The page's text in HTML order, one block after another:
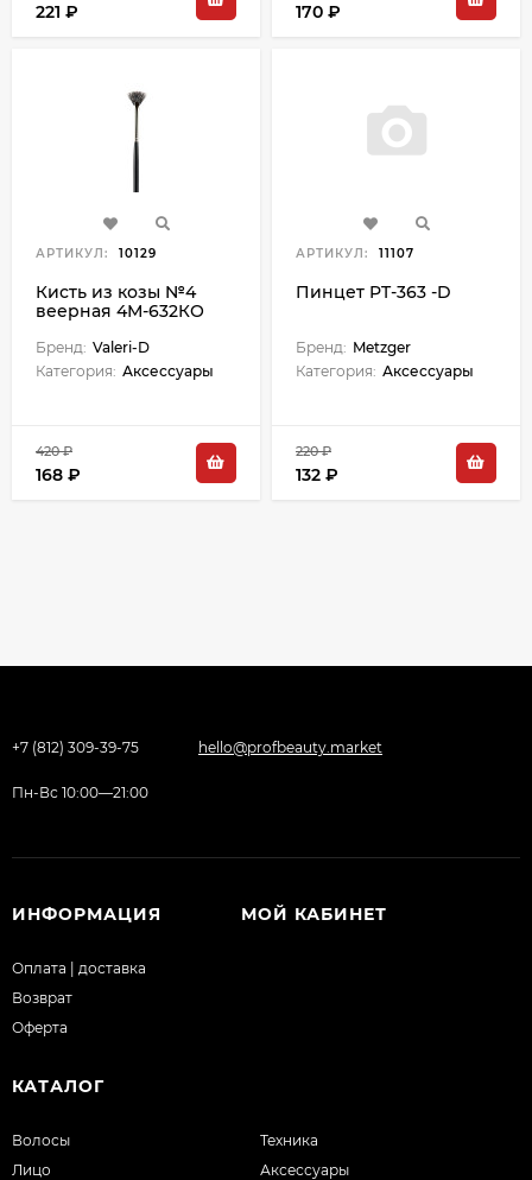
221 ₽ 170 ₽
АРТИКУЛ: 10129
Кисть из козы №4
веерная 4М-632КО
Бренд: Valeri-D
Категория: Аксессуары
420 ₽
168 ₽
АРТИКУЛ: 11107
Пинцет PT-363 -D
Бренд: Metzger
Категория: Аксессуары
220 ₽
132 ₽
+7 (812) 309-39-75 hello@profbeauty.market
Пн-Вс 10:00—21:00
ИНФОРМАЦИЯ
Оплата | доставка
Возврат
Оферта
МОЙ КАБИНЕТ
КАТАЛОГ
Волосы
Лицо
Техника
Аксессуары